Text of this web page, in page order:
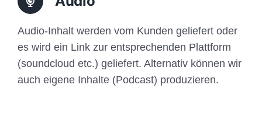
Audio-Inhalt werden vom Kunden geliefert oder
es wird ein Link zur entsprechenden Plattform
(soundcloud etc.) geliefert. Alternativ können wir
auch eigene Inhalte (Podcast) produzieren.